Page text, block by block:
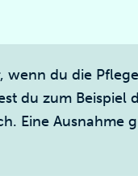
wenn du die
du zum Beispiel
Eine Ausnahme